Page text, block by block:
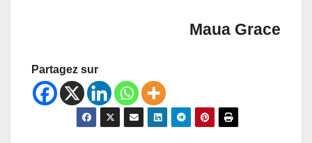
Maua Grace
Partagez sur